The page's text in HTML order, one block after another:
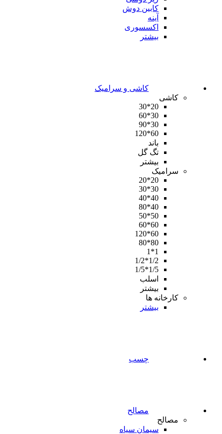
کابین دوش
آینه
اکسسوری
بیشتر
کاشی و سرامیک
کاشی
20*30
30*60
30*90
60*120
باند
تگ گل
بیشتر
سرامیک
20*20
30*30
40*40
40*80
50*50
60*60
60*120
80*80
1*1
1/2*1/2
1/5*1/5
اسلب
بیشتر
کارخانه ها
بیشتر
چسب
مصالح
مصالح
سیمان سیاه